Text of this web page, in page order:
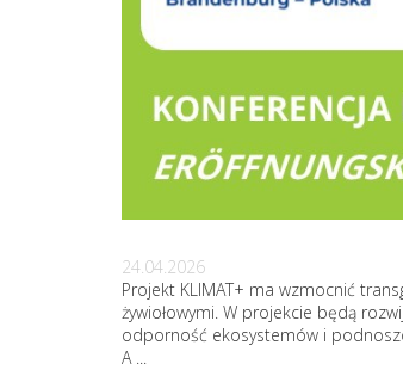
24.04.2026
Projekt KLIMAT+ ma wzmocnić
żywiołowymi. W projekcie będą
odporność ekosystemów i
A ...